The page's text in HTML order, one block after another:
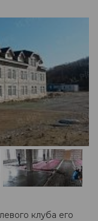
клуба его